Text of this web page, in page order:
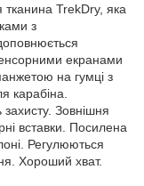
тканина TrekDry, яка
з
екранами
на гумці з
карабіна.
захисту. Зовнішня
вставки. Посилена
Регулюються
Хороший хват.